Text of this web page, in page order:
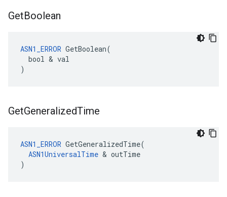
GetBoolean
ASN1_ERROR GetBoolean(
  bool & val
)
GetGeneralizedTime
ASN1_ERROR GetGeneralizedTime(
ASN1UniversalTime & outTime
)